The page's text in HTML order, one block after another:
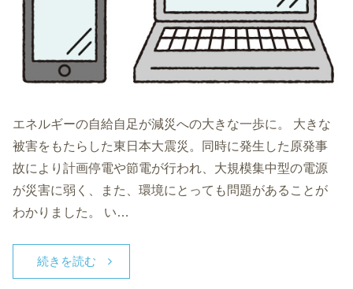
エネルギーの自給自足が減災への大きな一歩に。 大きな
被害をもたらした東日本大震災。同時に発生した原発事
故により計画停電や節電が行われ、大規模集中型の電源
が災害に弱く、また、環境にとっても問題があることが
わかりました。 い…
続きを読む